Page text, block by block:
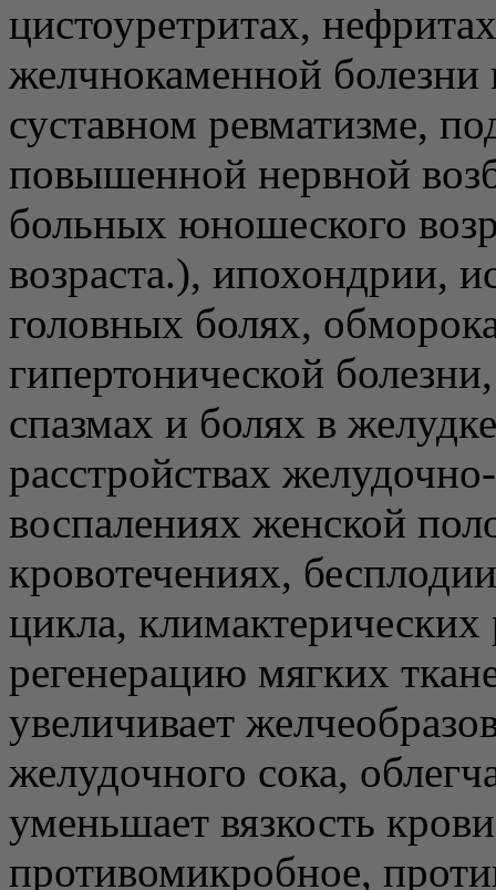
цистоуретритах,
желчнокаменной
суставном ревматизме,
повышенной нервной
больных юношеского
возраста.), ипохондрии,
головных болях,
гипертонической
спазмах и болях в
расстройствах
воспалениях женской
кровотечениях,
цикла,
регенерацию мягких
увеличивает
желудочного сока,
уменьшает вязкость
противомикробное,